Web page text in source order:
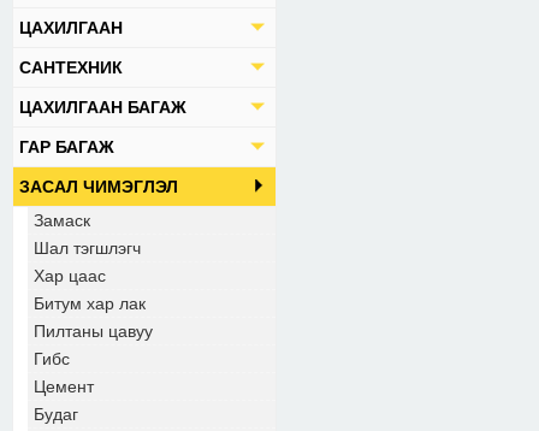
ЦАХИЛГААН
САНТЕХНИК
ЦАХИЛГААН БАГАЖ
ГАР БАГАЖ
ЗАСАЛ ЧИМЭГЛЭЛ
Замаск
Шал тэгшлэгч
Хар цаас
Битум хар лак
Пилтаны цавуу
Гибс
Цемент
Будаг